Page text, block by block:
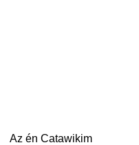
Az én Catawikim